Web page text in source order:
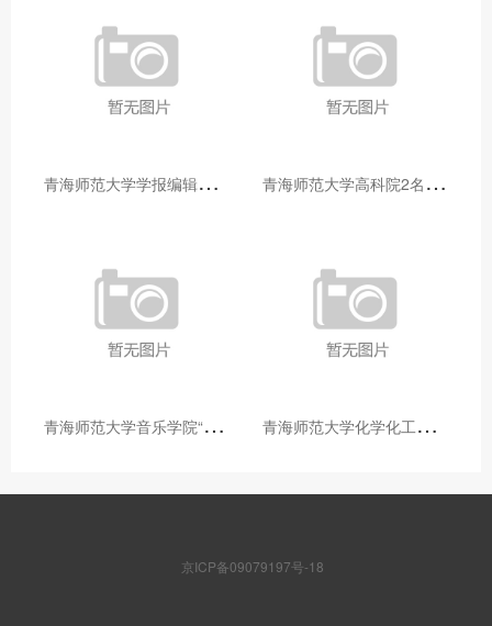
青
海师范大学学报编辑部赴大通县城关镇上毛佰胜村开展帮扶慰问活动 青
海师范大学高科院2名专家当选中国科学院院士
青
海师范大学音乐学院“青舞华章”本科舞蹈专业中期汇报圆满落幕 青
海师范大学化学化工学院开展铸牢中华民族共同体意识大讲堂活动
京ICP备09079197号-18